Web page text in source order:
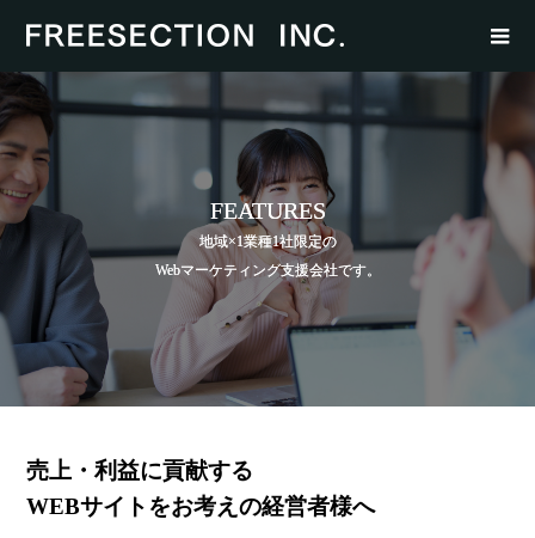
FEATURES
地域×1業種1社限定の
Webマーケティング支援会社です。
売上・利益に貢献する
WEBサイトをお考えの経営者様へ